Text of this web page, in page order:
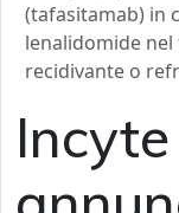
(tafasitamab) in
lenalidomide
recidivante o